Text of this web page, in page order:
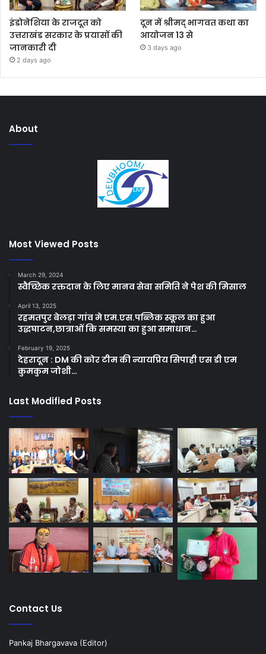
इंडोनेशिया के राजदूत को
उत्तराखंड सरकार के प्रयासों की
जानकारी दी
2 days ago
दून में श्रीमद् भागवत कथा का
आयोजन 13 से
3 days ago
About
Most Viewed Posts
March 29, 2024
स्वैच्छिक रक्तदान के लिए मानव सेवा समिति ने पेश की मिसाल
April 13, 2025
रहमतपुर बेलड़ा गांव मे एम.एस.पब्लिक स्कूल का हुआ
उद्धघाटन,छात्राओं कि समस्या का हुआ समाधान…
February 19, 2025
देहरादून : DM की कोर टीम की न्यायप्रिय सिपाही एस डी एम
कुमकुम जोशी…
Last Modified Posts
Contact Us
Pankaj Bhargavava (Editor)